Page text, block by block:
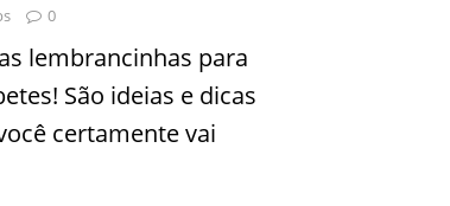
0
lembrancinhas para
São ideias e dicas
certamente vai